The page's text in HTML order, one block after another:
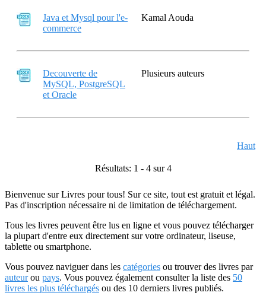
Java et Mysql pour l'e-
commerce
Kamal Aouda
Decouverte de
MySQL, PostgreSQL
et Oracle
Plusieurs auteurs
Haut
Résultats: 1 - 4 sur 4
Bienvenue sur Livres pour tous! Sur ce site, tout est gratuit et légal.
Pas d'inscription nécessaire ni de limitation de téléchargement.
Tous les livres peuvent être lus en ligne et vous pouvez télécharger
la plupart d'entre eux directement sur votre ordinateur, liseuse,
tablette ou smartphone.
Vous pouvez naviguer dans les catégories ou trouver des livres par
auteurou pays. Vous pouvez également consulter la liste des 50
livres les plus téléchargés ou des 10 derniers livres publiés.